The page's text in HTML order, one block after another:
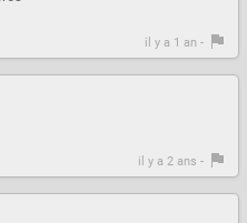
il y a 1 an -
il y a 2 ans -